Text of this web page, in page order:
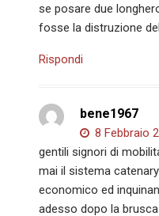
se posare due
fosse la distruzione
Rispondi
bene1967
8 Febbraio
gentili signori di
mai il sistema
economico ed
adesso dopo la